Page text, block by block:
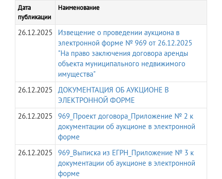
Дата
публикации
Наименование
26.12.2025
Извещение о проведении аукциона в
электронной форме № 969 от 26.12.2025
"На право заключения договора аренды
объекта муниципального недвижимого
имущества"
26.12.2025
ДОКУМЕНТАЦИЯ ОБ АУКЦИОНЕ В
ЭЛЕКТРОННОЙ ФОРМЕ
26.12.2025
969_Проект договора_Приложение № 2 к
документации об аукционе в электронной
форме
26.12.2025
969_Выписка из ЕГРН_Приложение № 3 к
документации об аукционе в электронной
форме